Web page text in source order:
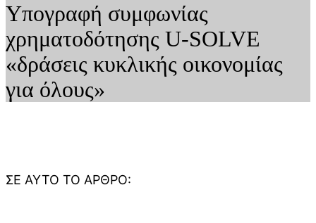
Υπογραφή συμφωνίας
χρηματοδότησης U-SOLVE
«δράσεις κυκλικής οικονομίας
για όλους»
ΣΕ ΑΥΤΌ ΤΟ ΆΡΘΡΟ: